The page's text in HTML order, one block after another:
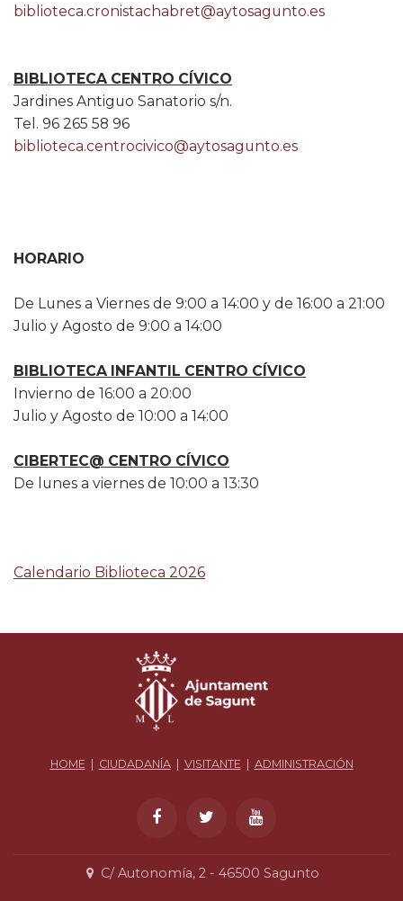
biblioteca.cronistachabret@aytosagunto.es
BIBLIOTECA CENTRO CÍVICO
Jardines Antiguo Sanatorio s/n.
Tel. 96 265 58 96
biblioteca.centrocivico@aytosagunto.es
HORARIO
De Lunes a Viernes de 9:00 a 14:00 y de 16:00 a 21:00
Julio y Agosto de 9:00 a 14:00
BIBLIOTECA INFANTIL CENTRO CÍVICO
Invierno de 16:00 a 20:00
Julio y Agosto de 10:00 a 14:00
CIBERTEC@ CENTRO CÍVICO
De lunes a viernes de 10:00 a 13:30
Calendario Biblioteca 2026
HOME | CIUDADANÍA| VISITANTE | ADMINISTRACIÓN
C/ Autonomía, 2 - 46500 Sagunto